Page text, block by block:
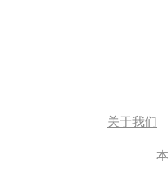
关于我们 |